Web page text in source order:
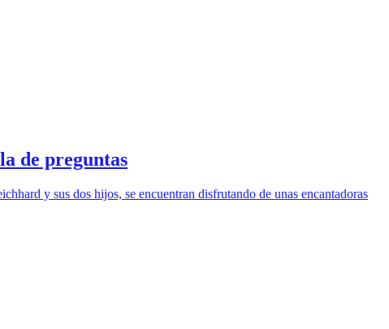
de preguntas
y sus dos hijos, se encuentran disfrutando de unas encantadoras